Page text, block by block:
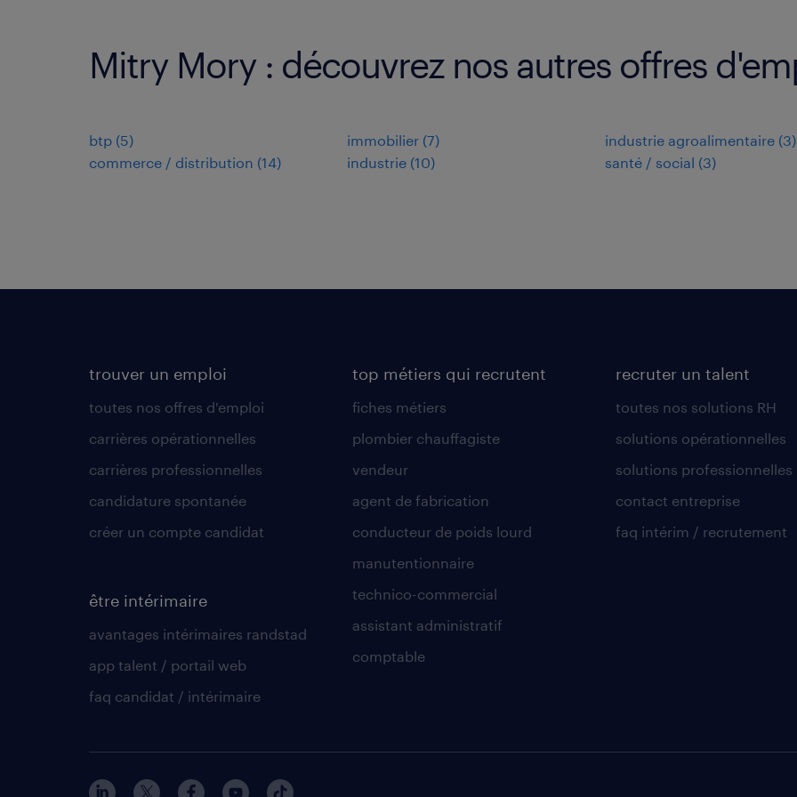
Mitry Mory : découvrez nos autres offres
btp (5)
commerce / distribution (14)
immobilier (7)
industrie (10)
industrie agroalimentaire (3)
santé / social (3)
trouver un emploi
toutes nos offres d'emploi
carrières opérationnelles
carrières professionnelles
candidature spontanée
créer un compte candidat
être intérimaire
avantages intérimaires randstad
app talent / portail web
faq candidat / intérimaire
top métiers qui recrutent
fiches métiers
plombier chauffagiste
vendeur
agent de fabrication
conducteur de poids lourd
manutentionnaire
technico-commercial
assistant administratif
comptable
recruter un talent
toutes nos solutions RH
solutions opérationnelles
solutions professionnelles
contact entreprise
faq intérim / recrutement